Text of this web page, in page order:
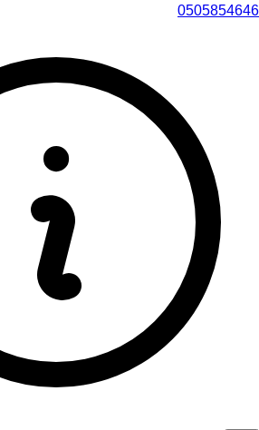
0505854646